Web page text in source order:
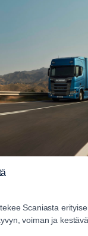
Scaniasta
voiman ja